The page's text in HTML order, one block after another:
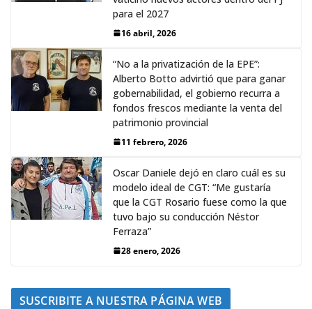
para el 2027
16 abril, 2026
“No a la privatización de la EPE”:
Alberto Botto advirtió que para ganar
gobernabilidad, el gobierno recurra a
fondos frescos mediante la venta del
patrimonio provincial
11 febrero, 2026
Oscar Daniele dejó en claro cuál es su
modelo ideal de CGT: “Me gustaría
que la CGT Rosario fuese como la que
tuvo bajo su conducción Néstor
Ferraza”
28 enero, 2026
SUSCRIBITE A NUESTRA PÁGINA WEB